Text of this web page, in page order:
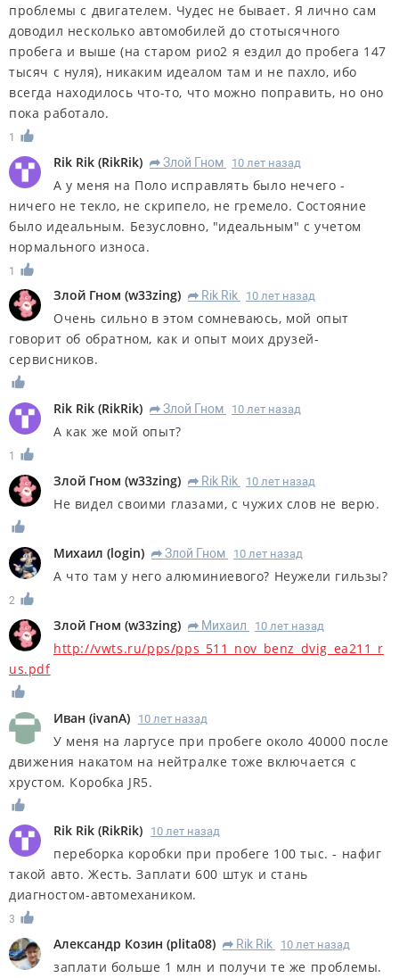
проблемы с двигателем. Чудес не бывает. Я лично сам
доводил несколько автомобилей до стотысячного
пробега и выше (на старом рио2 я ездил до пробега 147
тысяч с нуля), никаким идеалом там и не пахло, ибо
всегда находилось что-то, что можно поправить, но оно
пока работало.
1
Rik Rik (RikRik) R Злой Гном 10 лет назад
А у меня на Поло исправлять было нечего -
ничего не текло, не скрипело, не гремело. Состояние
было идеальным. Безусловно, "идеальным" с учетом
нормального износа.
1
Злой Гном (w33zing) R Rik Rik 10 лет назад
Очень сильно в этом сомневаюсь, мой опыт
говорит об обратном, как и опыт моих друзей-
сервисников.
Rik Rik (RikRik) R Злой Гном 10 лет назад
А как же мой опыт?
1
Злой Гном (w33zing) R Rik Rik 10 лет назад
Не видел своими глазами, с чужих слов не верю.
Михаил (login) R Злой Гном 10 лет назад
А что там у него алюминиевого? Неужели гильзы?
2
Злой Гном (w33zing) R Михаил 10 лет назад
http://vwts.ru/pps/pps_511_nov_benz_dvig_ea211_r
us.pdf
Иван (ivanA) 10 лет назад
У меня на ларгусе при пробеге около 40000 после
движения накатом на нейтралке тоже включается с
хрустом. Коробка JR5.
Rik Rik (RikRik) 10 лет назад
переборка коробки при пробеге 100 тыс. - нафиг
такой авто. Жесть. Заплати 600 штук и стань
диагностом-автомехаником.
3
Александр Козин (plita08) R Rik Rik 10 лет назад
заплати больше 1 млн и получи те же проблемы.